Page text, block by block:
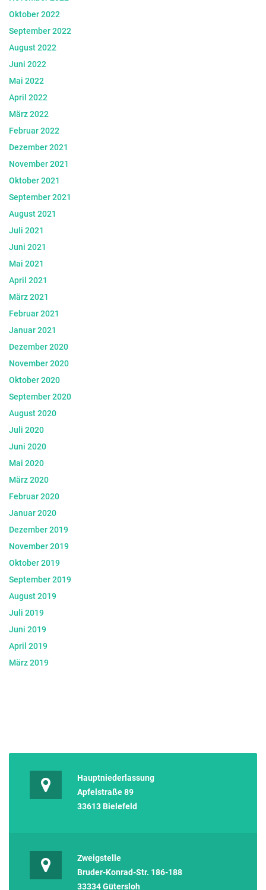
Oktober 2022
September 2022
August 2022
Juni 2022
Mai 2022
April 2022
März 2022
Februar 2022
Dezember 2021
November 2021
Oktober 2021
September 2021
August 2021
Juli 2021
Juni 2021
Mai 2021
April 2021
März 2021
Februar 2021
Januar 2021
Dezember 2020
November 2020
Oktober 2020
September 2020
August 2020
Juli 2020
Juni 2020
Mai 2020
März 2020
Februar 2020
Januar 2020
Dezember 2019
November 2019
Oktober 2019
September 2019
August 2019
Juli 2019
Juni 2019
April 2019
März 2019
Hauptniederlassung
Apfelstraße 89
33613 Bielefeld
Zweigstelle
Bruder-Konrad-Str. 186-188
33334 Gütersloh